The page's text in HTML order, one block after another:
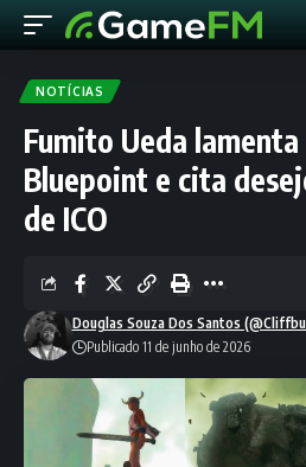
NOTÍCIAS
Fumito Ueda
Bluepoint e cita
de ICO
Douglas Souza Dos Santos
Publicado 11 de junho de 2026